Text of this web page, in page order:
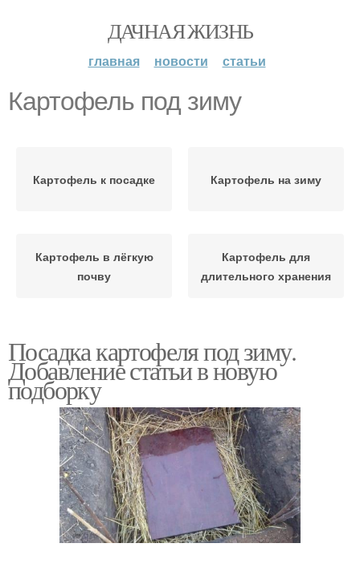
ДАЧНАЯ ЖИЗНЬ
главная новости статьи
Картофель под зиму
Картофель к посадке Картофель на зиму
Картофель в лёгкую
почву
Картофель для
длительного хранения
Посадка картофеля под зиму.
Добавление статьи в новую
подборку